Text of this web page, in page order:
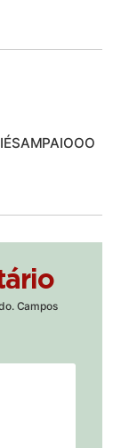
Campos